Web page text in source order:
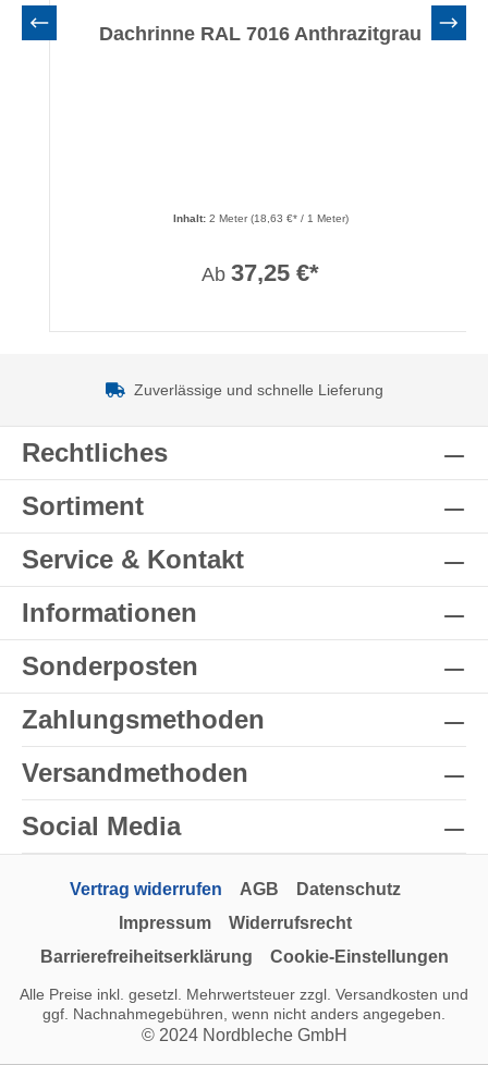
Dachrinne RAL 7016 Anthrazitgrau
Inhalt: 2 Meter (18,63 €* / 1 Meter)
Ab 37,25 €*
Zuverlässige und schnelle Lieferung
Rechtliches
Sortiment
Service & Kontakt
Informationen
Sonderposten
Zahlungsmethoden
Versandmethoden
Social Media
Vertrag widerrufen AGB
Datenschutz
Impressum
Widerrufsrecht
Barrierefreiheitserklärung
Cookie-Einstellungen
Alle Preise inkl. gesetzl. Mehrwertsteuer zzgl. Versandkosten und
ggf. Nachnahmegebühren, wenn nicht anders angegeben.
© 2024 Nordbleche GmbH